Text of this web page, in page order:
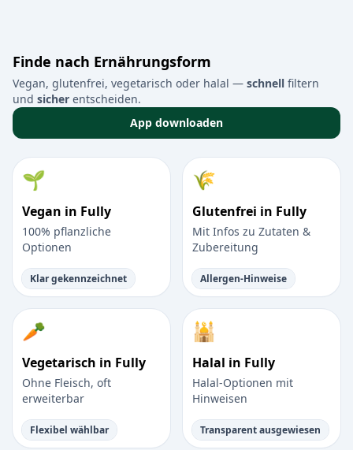
Finde nach Ernährungsform
Vegan, glutenfrei, vegetarisch oder halal — schnell filtern
und sicher entscheiden.
App downloaden
🌱
Vegan in Fully
100% pflanzliche
Optionen
Klar gekennzeichnet
🌾
Glutenfrei in Fully
Mit Infos zu Zutaten &
Zubereitung
Allergen-Hinweise
🥕
Vegetarisch in Fully
Ohne Fleisch, oft
erweiterbar
Flexibel wählbar
🕌
Halal in Fully
Halal-Optionen mit
Hinweisen
Transparent ausgewiesen